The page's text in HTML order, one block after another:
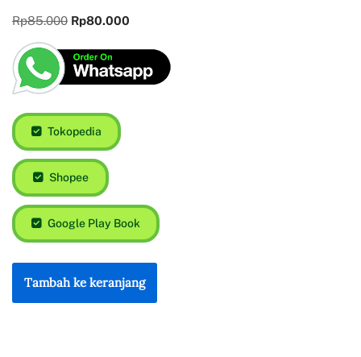
Rp85.000 Rp80.000
Tokopedia
Shopee
Google Play Book
Tambah ke keranjang